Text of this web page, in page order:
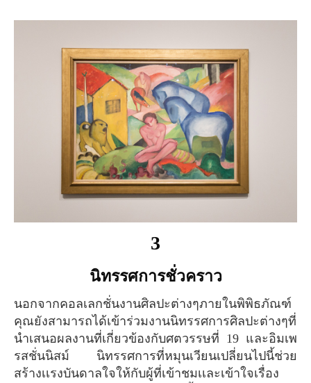
3
นิทรรศการชั่วคราว
นอกจากคอลเลกชั่นงานศิลปะต่างๆภายในพิพิธภัณฑ์
คุณยังสามารถได้เข้าร่วมงานนิทรรศการศิลปะต่างๆที่
นำเสนอผลงานที่เกี่ยวข้องกับศตวรรษที่ 19 และอิมเพ
รสชั่นนิสม์ นิทรรศการที่หมุนเวียนเปลี่ยนไปนี้ช่วย
สร้างเเรงบันดาลใจให้กับผู้ที่เข้าชมเเละเข้าใจเรื่อง